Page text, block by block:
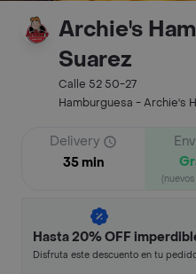
Archie's
Suarez
Calle 52 50-27
Hamburguesa - Archie's
Delivery
35 min
Hasta 20% OFF
Disfruta este descuento en tu